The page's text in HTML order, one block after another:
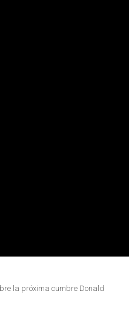
la próxima cumbre Donald